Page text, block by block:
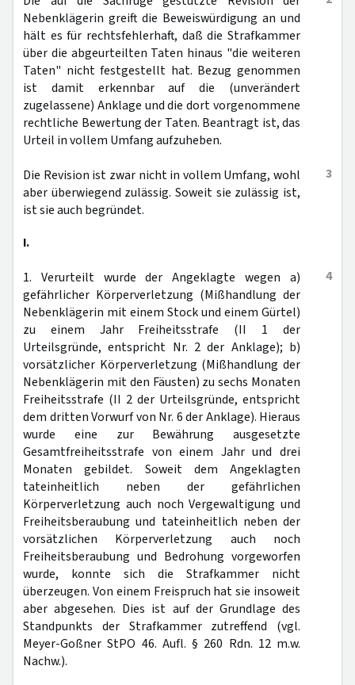
Nebenklägerin greift die Beweiswürdigung an und
hält es für rechtsfehlerhaft, daß die Strafkammer
über die abgeurteilten Taten hinaus "die weiteren
Taten" nicht festgestellt hat. Bezug genommen
ist damit erkennbar auf die (unverändert
zugelassene) Anklage und die dort vorgenommene
rechtliche Bewertung der Taten. Beantragt ist, das
Urteil in vollem Umfang aufzuheben.
3
Die Revision ist zwar nicht in vollem Umfang, wohl
aber überwiegend zulässig. Soweit sie zulässig ist,
ist sie auch begründet.
I.
4
1. Verurteilt wurde der Angeklagte wegen a)
gefährlicher Körperverletzung (Mißhandlung der
Nebenklägerin mit einem Stock und einem Gürtel)
zu einem Jahr Freiheitsstrafe (II 1 der
Urteilsgründe, entspricht Nr. 2 der Anklage); b)
vorsätzlicher Körperverletzung (Mißhandlung der
Nebenklägerin mit den Fäusten) zu sechs Monaten
Freiheitsstrafe (II 2 der Urteilsgründe, entspricht
dem dritten Vorwurf von Nr. 6 der Anklage). Hieraus
wurde eine zur Bewährung ausgesetzte
Gesamtfreiheitsstrafe von einem Jahr und drei
Monaten gebildet. Soweit dem Angeklagten
tateinheitlich neben der gefährlichen
Körperverletzung auch noch Vergewaltigung und
Freiheitsberaubung und tateinheitlich neben der
vorsätzlichen Körperverletzung auch noch
Freiheitsberaubung und Bedrohung vorgeworfen
wurde, konnte sich die Strafkammer nicht
überzeugen. Von einem Freispruch hat sie insoweit
aber abgesehen. Dies ist auf der Grundlage des
Standpunkts der Strafkammer zutreffend (vgl.
Meyer-Goßner StPO 46. Aufl. § 260 Rdn. 12 m.w.
Nachw.).